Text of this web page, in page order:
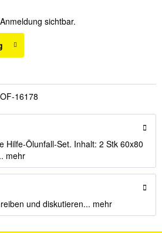
sichtbar.
OF-16178
Hilfe-Ölunfall-Set. Inhalt: 2 Stk 60x80
mehr
und diskutieren... mehr